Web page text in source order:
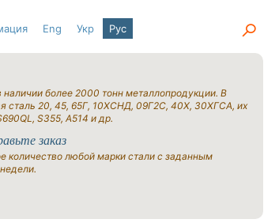
Eng Укр Рус
наличии более 2000 тонн металлопродукции. В
сталь 20, 45, 65Г, 10ХСНД, 09Г2С, 40Х, 30ХГСА, их
S355, A514 и др.
заказ
количество любой марки стали с заданным